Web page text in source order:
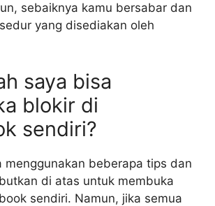
sebaiknya kamu bersabar dan
yang disediakan oleh
saya bisa
blokir di
sendiri?
menggunakan beberapa tips dan
di atas untuk membuka
sendiri. Namun, jika semua